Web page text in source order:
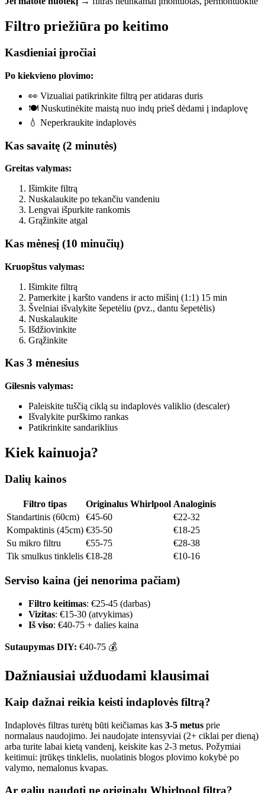
Filtro priežiūra po keitimo
Kasdieniai įpročiai
Po kiekvieno plovimo:
👀 Vizualiai patikrinkite filtrą per atidaras duris
🍽️ Nuskutinėkite maistą nuo indų prieš dėdami į indaplovę
💧 Neperkraukite indaplovės
Kas savaitę (2 minutės)
Greitas valymas:
Išimkite filtrą
Nuskalaukite po tekančiu vandeniu
Lengvai išpurkite rankomis
Grąžinkite atgal
Kas mėnesį (10 minučių)
Kruopštus valymas:
Išimkite filtrą
Pamerkite į karšto vandens ir acto mišinį (1:1) 15 min
Švelniai išvalykite šepetėliu (pvz., dantu šepetėlis)
Nuskalaukite
Išdžiovinkite
Grąžinkite
Kas 3 mėnesius
Gilesnis valymas:
Paleiskite tuščią ciklą su indaplovės valiklio (descaler)
Išvalykite purškimo rankas
Patikrinkite sandariklius
Kiek kainuoja?
Dalių kainos
Filtro tipas Originalus Whirlpool Analoginis
Standartinis (60cm)
€45-60
€22-32
Kompaktinis (45cm) €35-50
€18-25
Su mikro filtru
€55-75
€28-38
Tik smulkus tinklelis €18-28 €10-16
Serviso kaina (jei nenorima pačiam)
Filtro keitimas: €25-45 (darbas)
Vizitas: €15-30 (atvykimas)
Iš viso: €40-75 + dalies kaina
Sutaupymas DIY: €40-75 💰
Dažniausiai užduodami klausimai
Kaip dažnai reikia keisti indaplovės filtrą?
Indaplovės filtras turėtų būti keičiamas kas 3-5 metus prie
normalaus naudojimo. Jei naudojate intensyviai (2+ ciklai per dieną)
arba turite labai kietą vandenį, keiskite kas 2-3 metus. Požymiai
keitimui: įtrūkęs tinklelis, nuolatinis blogos plovimo kokybė po
valymo, nemalonus kvapas.